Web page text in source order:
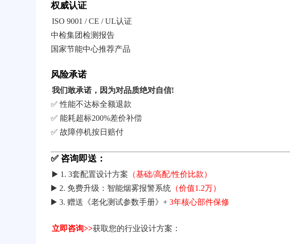
权威认证
ISO 9001 / CE / UL认证
中检集团检测报告
国家节能中心推荐产品
风险承诺
我们敢承诺，因为对品质绝对自信!
✅ 性能不达标全额退款
✅ 能耗超标200%差价补偿
✅ 故障停机按日赔付
✅ 咨询即送：
▶️ 1. 3套配置设计方案 （基础/高配/性价比款）
▶️ 2. 免费升级：智能烟雾报警系统 （价值1.2万）
▶️ 3. 赠送《老化测试参数手册》+ 3年核心部件保修
立即咨询>>获取您的行业设计方案：